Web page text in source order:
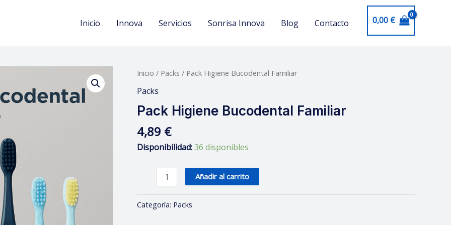
Inicio Innova Servicios Sonrisa Innova Blog Contacto 0,00 €
Inicio / Packs / Pack Higiene Bucodental Familiar
Packs
Pack Higiene Bucodental Familiar
4,89 €
Disponibilidad:36 disponibles
Pack
Higiene
Familiar
cantidad
Añadir al carrito
Categoría: Packs